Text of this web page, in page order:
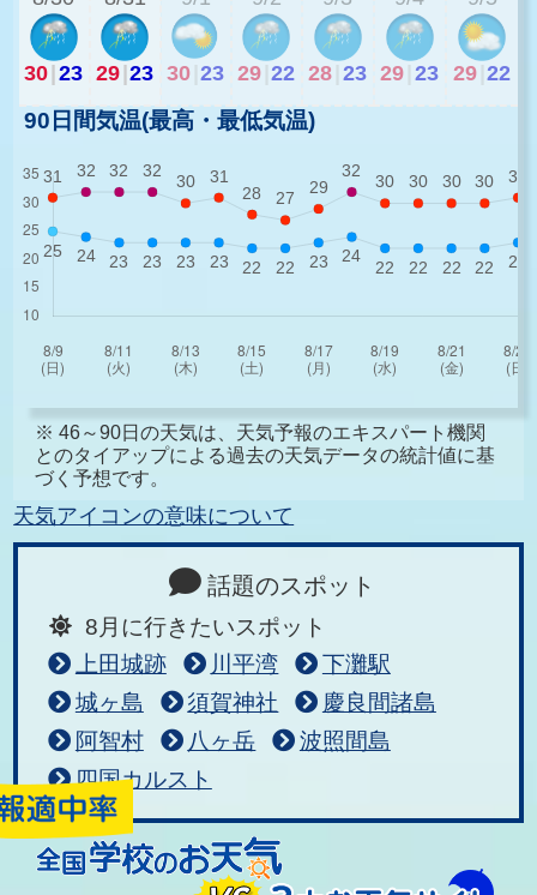
30 23 29 23 30 23 29 22 28 23 29 23 29 22
90日間気温(最高・最低気温)
※ 46～90日の天気は、天気予報のエキスパート機関
とのタイアップによる過去の天気データの統計値に基
づく予想です。
天気アイコンの意味について
話題のスポット
8月に行きたいスポット
上田城跡
川平湾
下灘駅
城ヶ島
須賀神社
慶良間諸島
阿智村
八ヶ岳
波照間島
四国カルスト